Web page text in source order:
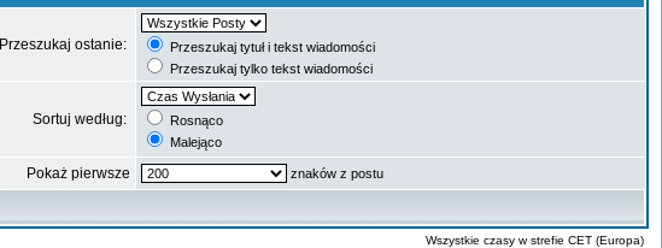
Przeszukaj ostanie:
Przeszukaj tytuł i tekst wiadomości
Przeszukaj tylko tekst wiadomości
Sortuj według:
Rosnąco
Malejąco
Pokaż pierwsze znaków z postu
Wszystkie czasy w strefie CET (Europa)